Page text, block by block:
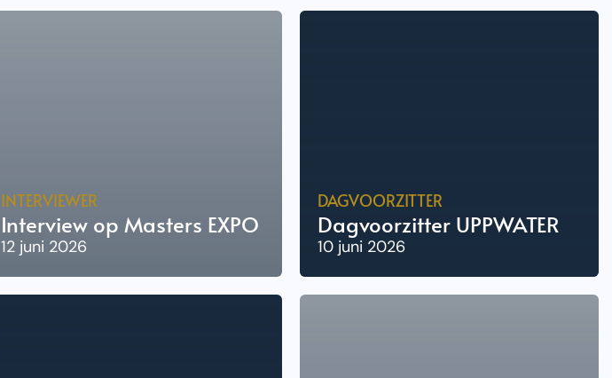
INTERVIEWER
Interview op Masters EXPO
12 juni 2026
DAGVOORZITTER
Dagvoorzitter UPPWATER
10 juni 2026